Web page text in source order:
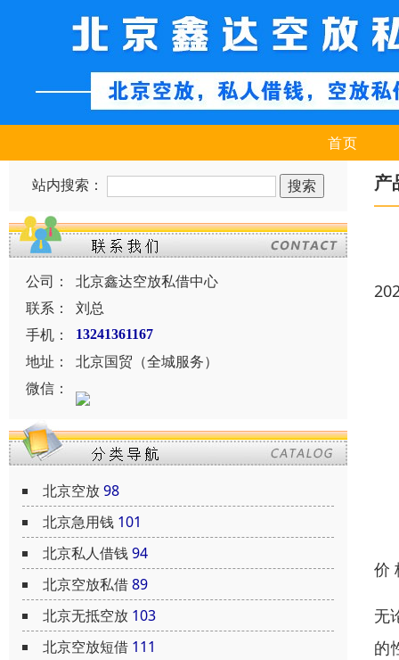
首页
站内搜索：
公司：
北京鑫达空放私借中心
联系：
刘总
手机：
13241361167
地址：
北京国贸（全城服务）
微信：
北京空放98
北京急用钱 101
北京私人借钱94
北京空放私借89
北京无抵空放 103
北京空放短借 111
产
价
无
的